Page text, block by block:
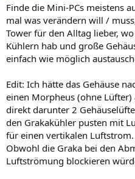
Finde die Mini-PCs meistens
mal was verändern will /
Tower für den Alltag lieber,
Kühlern hab und große
einfach wie möglich
Edit: Ich hätte das Gehäuse
einen Morpheus (ohne
direkt darunter 2
den Grakakühler pusten mit
für einen vertikalen Luftstrom.
Obwohl die Graka bei den
Luftströmung blockieren